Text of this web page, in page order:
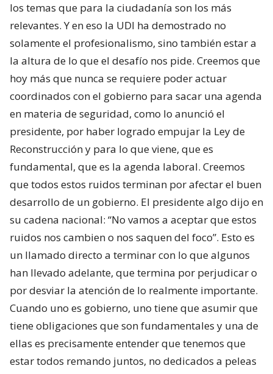
los temas que para la ciudadanía son los más
relevantes. Y en eso la UDI ha demostrado no
solamente el profesionalismo, sino también estar a
la altura de lo que el desafío nos pide. Creemos que
hoy más que nunca se requiere poder actuar
coordinados con el gobierno para sacar una agenda
en materia de seguridad, como lo anunció el
presidente, por haber logrado empujar la Ley de
Reconstrucción y para lo que viene, que es
fundamental, que es la agenda laboral. Creemos
que todos estos ruidos terminan por afectar el buen
desarrollo de un gobierno. El presidente algo dijo en
su cadena nacional: “No vamos a aceptar que estos
ruidos nos cambien o nos saquen del foco”. Esto es
un llamado directo a terminar con lo que algunos
han llevado adelante, que termina por perjudicar o
por desviar la atención de lo realmente importante.
Cuando uno es gobierno, uno tiene que asumir que
tiene obligaciones que son fundamentales y una de
ellas es precisamente entender que tenemos que
estar todos remando juntos, no dedicados a peleas